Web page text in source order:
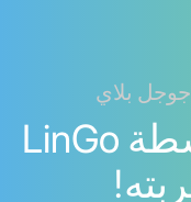
بلاي
اللغة اليونانية بواسطة LinGo